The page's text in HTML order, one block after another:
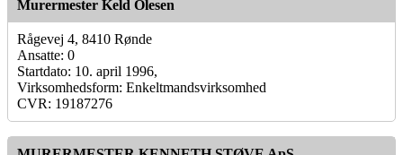
Murermester Keld Olesen
Rågevej 4, 8410 Rønde
Ansatte: 0
Startdato: 10. april 1996,
Virksomhedsform: Enkeltmandsvirksomhed
CVR: 19187276